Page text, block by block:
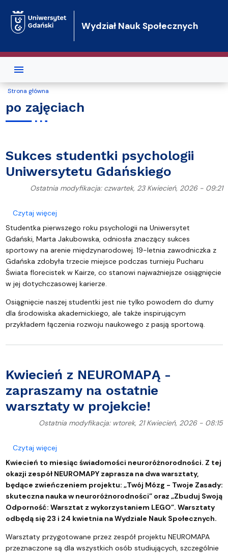
Wydział Nauk Społecznych
Strona główna
po zajęciach
Sukces studentki psychologii
Uniwersytetu Gdańskiego
Ostatnia modyfikacja: czwartek, 23 Kwiecień, 2026 - 09:21
Czytaj więcejo Sukces studentki psychologii Uniwersytetu
Studentka pierwszego roku psychologii na Uniwersytet
Gdański, Marta Jakubowska, odniosła znaczący sukces
sportowy na arenie międzynarodowej. 19-letnia zawodniczka z
Gdańska zdobyła trzecie miejsce podczas turnieju Pucharu
Świata florecistek w Kairze, co stanowi najważniejsze osiągnięcie
w jej dotychczasowej karierze.
Osiągnięcie naszej studentki jest nie tylko powodem do dumy
dla środowiska akademickiego, ale także inspirującym
przykładem łączenia rozwoju naukowego z pasją sportową.
Kwiecień z NEUROMAPĄ -
zapraszamy na ostatnie
warsztaty w projekcie!
Ostatnia modyfikacja: wtorek, 21 Kwiecień, 2026 - 08:15
Czytaj więcejo Kwiecień z NEUROMAPĄ - zapraszamy na
Kwiecień to miesiąc świadomości neuroróżnorodności. Z tej
okazji zespół NEUROMAPY zaprasza na dwa warsztaty,
będące zwieńczeniem projektu: „Twój Mózg - Twoje Zasady:
skuteczna nauka w neuroróżnorodności” oraz „Zbuduj Swoją
Odporność: Warsztat z wykorzystaniem LEGO”. Warsztaty
odbędą się 23 i 24 kwietnia na Wydziale Nauk Społecznych.
Warsztaty przygotowane przez zespół projektu NEUROMAPA
przeznaczone są dla wszystkich osób studiujących, szczególnie